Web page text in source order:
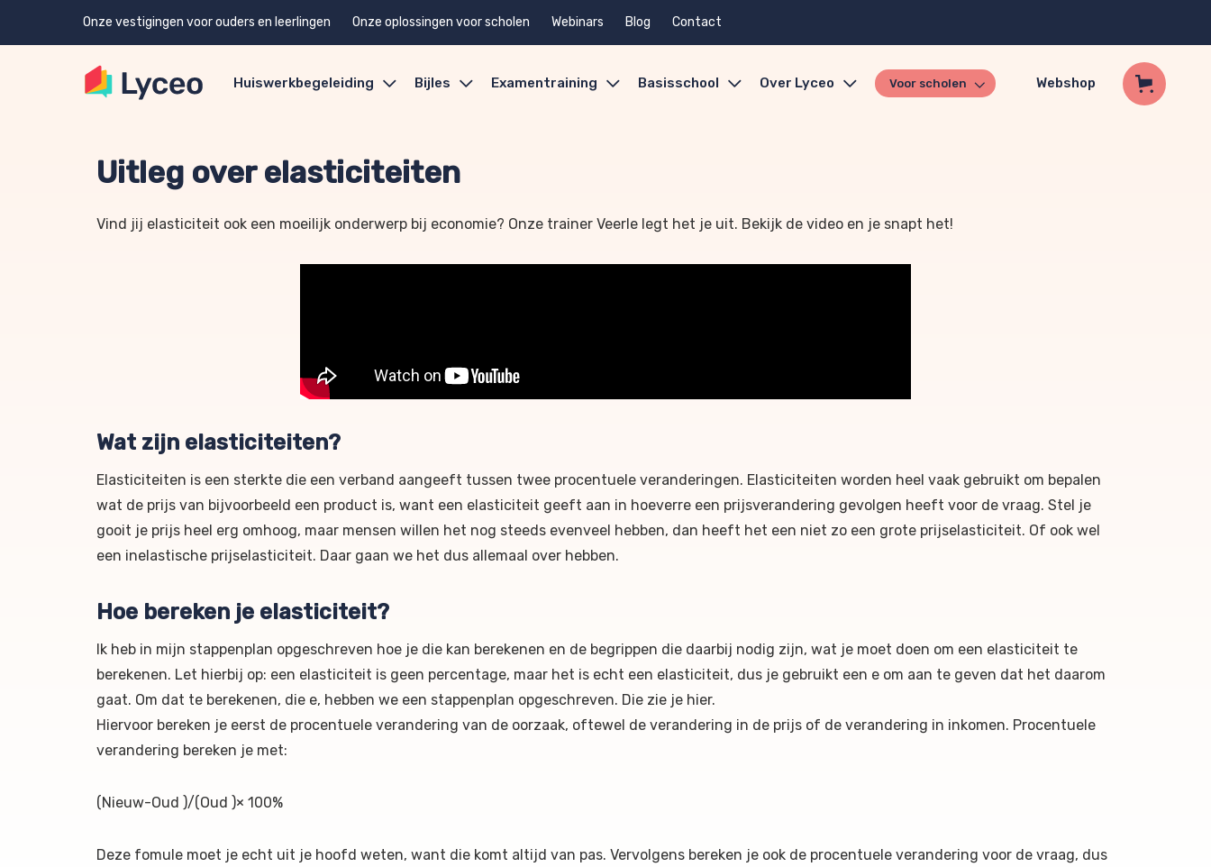
Onze vestigingen voor ouders en leerlingen Onze oplossingen voor scholen Webinars Blog Contact
Huiswerkbegeleiding Bijles Examentraining Basisschool Over Lyceo Voor scholen Webshop
Uitleg over elasticiteiten
Vind jij elasticiteit ook een moeilijk onderwerp bij economie? Onze trainer Veerle legt het je uit. Bekijk de video en je snapt het!
Wat zijn elasticiteiten?
Elasticiteiten is een sterkte die een verband aangeeft tussen twee procentuele veranderingen. Elasticiteiten worden heel vaak gebruikt om bepalen
wat de prijs van bijvoorbeeld een product is, want een elasticiteit geeft aan in hoeverre een prijsverandering gevolgen heeft voor de vraag. Stel je
gooit je prijs heel erg omhoog, maar mensen willen het nog steeds evenveel hebben, dan heeft het een niet zo een grote prijselasticiteit. Of ook wel
een inelastische prijselasticiteit. Daar gaan we het dus allemaal over hebben.
Hoe bereken je elasticiteit?
Ik heb in mijn stappenplan opgeschreven hoe je die kan berekenen en de begrippen die daarbij nodig zijn, wat je moet doen om een elasticiteit te
berekenen. Let hierbij op: een elasticiteit is geen percentage, maar het is echt een elasticiteit, dus je gebruikt een e om aan te geven dat het daarom
gaat. Om dat te berekenen, die e, hebben we een stappenplan opgeschreven. Die zie je hier.
Hiervoor bereken je eerst de procentuele verandering van de oorzaak, oftewel de verandering in de prijs of de verandering in inkomen. Procentuele
verandering bereken je met:
(Nieuw-Oud )/(Oud )× 100%
Deze fomule moet je echt uit je hoofd weten, want die komt altijd van pas. Vervolgens bereken je ook de procentuele verandering voor de vraag, dus